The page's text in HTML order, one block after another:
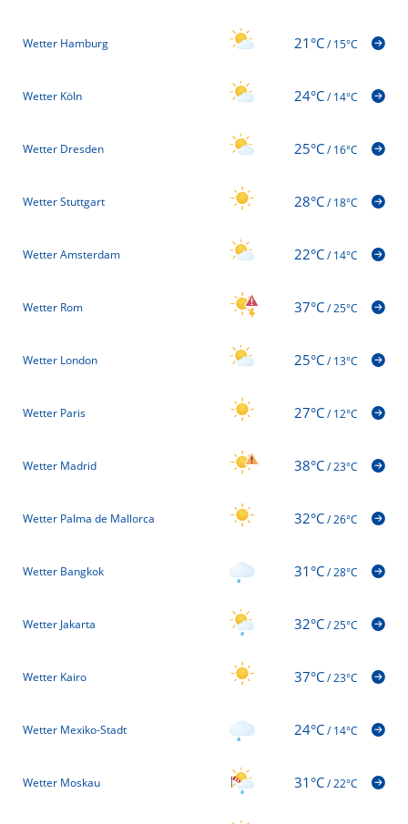
Wetter Hamburg 21°C/15°C
Wetter Köln 24°C/14°C
Wetter Dresden 25°C/16°C
Wetter Stuttgart 28°C/18°C
Wetter Amsterdam 22°C/14°C
Wetter Rom 37°C/25°C
Wetter London 25°C/13°C
Wetter Paris 27°C/12°C
Wetter Madrid 38°C/23°C
Wetter Palma de Mallorca 32°C/26°C
Wetter Bangkok 31°C/28°C
Wetter Jakarta 32°C/25°C
Wetter Kairo 37°C/23°C
Wetter Mexiko-Stadt 24°C/14°C
Wetter Moskau 31°C/22°C